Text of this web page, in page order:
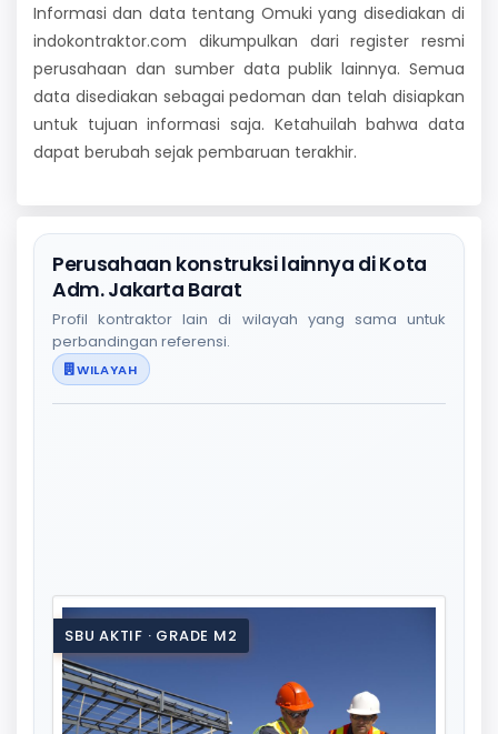
Informasi dan data tentang Omuki yang disediakan di
indokontraktor.com dikumpulkan dari register resmi
perusahaan dan sumber data publik lainnya. Semua
data disediakan sebagai pedoman dan telah disiapkan
untuk tujuan informasi saja. Ketahuilah bahwa data
dapat berubah sejak pembaruan terakhir.
Perusahaan konstruksi lainnya di Kota
Adm. Jakarta Barat
Profil kontraktor lain di wilayah yang sama untuk
perbandingan referensi.
WILAYAH
SBU AKTIF · GRADE M2